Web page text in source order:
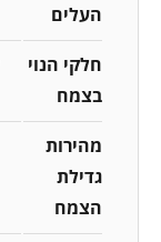
העלים
חלקי הנוי
בצמח
מהירות
גדילת
הצמח